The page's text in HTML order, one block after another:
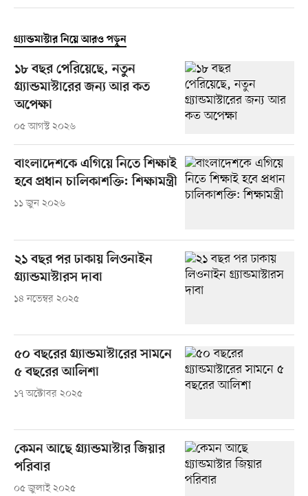
গ্র্যান্ডমাস্টার নিয়ে আরও পড়ুন
১৮ বছর পেরিয়েছে, নতুন
গ্র্যান্ডমাস্টারের জন্য আর কত
অপেক্ষা
০৫ আগস্ট ২০২৬
বাংলাদেশকে এগিয়ে নিতে শিক্ষাই
হবে প্রধান চালিকাশক্তি: শিক্ষামন্ত্রী
১১ জুন ২০২৬
২১ বছর পর ঢাকায় লিওনাইন
গ্র্যান্ডমাস্টারস দাবা
১৪ নভেম্বর ২০২৫
৫০ বছরের গ্র্যান্ডমাস্টারের সামনে
৫ বছরের আলিশা
১৭ অক্টোবর ২০২৫
কেমন আছে গ্র্যান্ডমাস্টার জিয়ার
পরিবার
০৫ জুলাই ২০২৫